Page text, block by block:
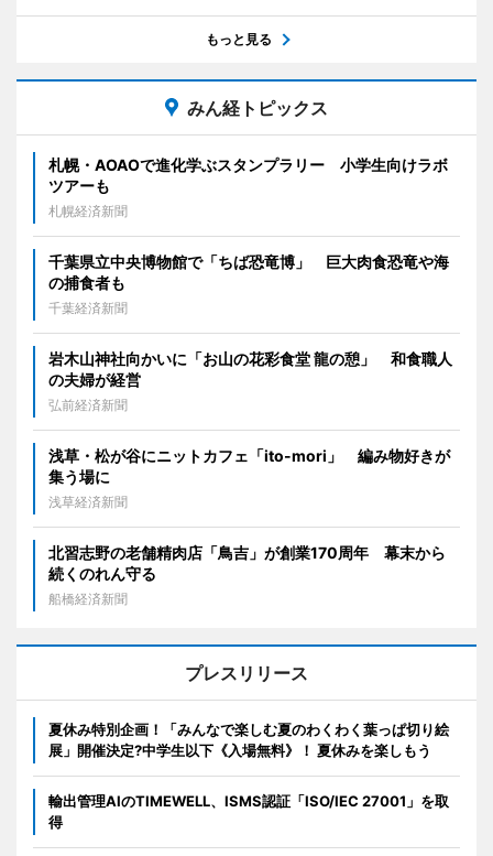
もっと見る
みん経トピックス
札幌・AOAOで進化学ぶスタンプラリー 小学生向けラボ
ツアーも
札幌経済新聞
千葉県立中央博物館で「ちば恐竜博」 巨大肉食恐竜や海
の捕食者も
千葉経済新聞
岩木山神社向かいに「お山の花彩食堂 龍の憩」 和食職人
の夫婦が経営
弘前経済新聞
浅草・松が谷にニットカフェ「ito-mori」 編み物好きが
集う場に
浅草経済新聞
北習志野の老舗精肉店「鳥吉」が創業170周年 幕末から
続くのれん守る
船橋経済新聞
プレスリリース
夏休み特別企画！「みんなで楽しむ夏のわくわく葉っぱ切り絵
展」開催決定?中学生以下《入場無料》！ 夏休みを楽しもう
輸出管理AIのTIMEWELL、ISMS認証「ISO/IEC 27001」を取
得